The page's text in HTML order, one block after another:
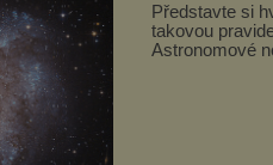
Představte si
takovou
Astronomové